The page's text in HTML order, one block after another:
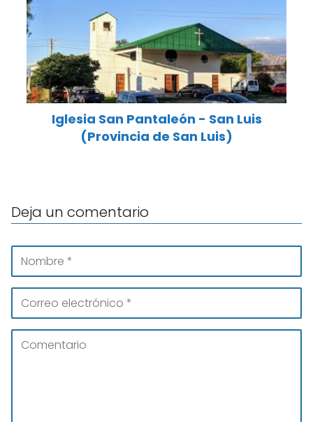
Iglesia San Pantaleón - San Luis
(Provincia de San Luis)
Deja un comentario